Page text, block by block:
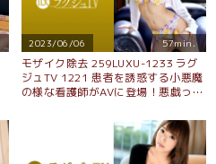
2023/06/06 57min.
モザイク除去 259LUXU-1233 ラグ
ジュTV 1221 患者を誘惑する小悪魔
の様な看護師がAVに登場！悪戯っぽ
する手コキ、玉舐めはまさに魔性の
テクニック！ガチ勃ちした巨根に跨
り、妖艶な腰使いで乱れまくる！